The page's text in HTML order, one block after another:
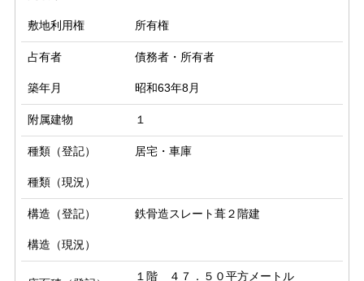
敷地利用権 所有権
占有者 債務者・所有者
築年月 昭和63年8月
附属建物 １
種類（登記） 居宅・車庫
種類（現況）
構造（登記） 鉄骨造スレート葺２階建
構造（現況）
１階　４７．５０平方メートル